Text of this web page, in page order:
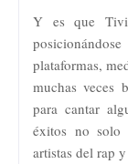
Y es que
plataformas,
muchas veces
para cantar
éxitos no solo
artistas del rap